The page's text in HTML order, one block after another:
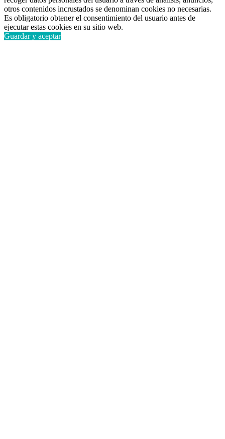
otros contenidos incrustados se denominan cookies no necesarias.
Es obligatorio obtener el consentimiento del usuario antes de
ejecutar estas cookies en su sitio web.
Guardar y aceptar